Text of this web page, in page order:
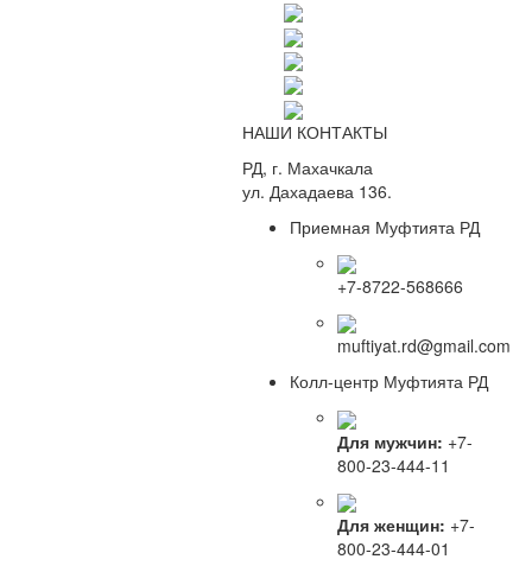
НАШИ КОНТАКТЫ
РД, г. Махачкала
ул. Дахадаева 136.
Приемная Муфтията РД
+7-8722-568666
muftiyat.rd@gmail.com
Колл-центр Муфтията РД
Для мужчин: +7-
800-23-444-11
Для женщин: +7-
800-23-444-01